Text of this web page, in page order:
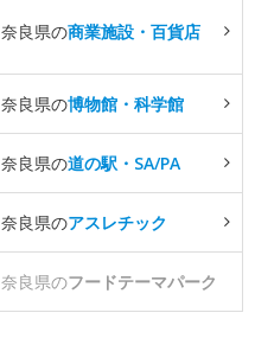
奈良県の商業施設・百貨店
奈良県の博物館・科学館
奈良県の道の駅・SA/PA
奈良県のアスレチック
奈良県のフードテーマパーク